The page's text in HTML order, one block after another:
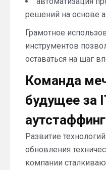
решений на основе
Грамотное
инструментов
оставаться на шаг
Команда
будущее за
Развитие
обновления
компании